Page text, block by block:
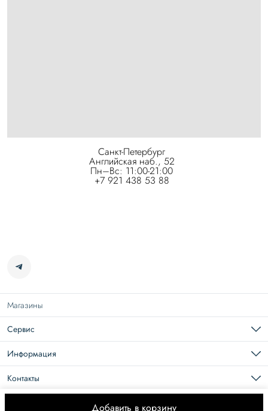
Добавить в корзину
Санкт-Петербург
Английская наб., 52
Пн–Вс: 11:00-21:00
+7 921 438 53 88
Магазины
Сервис
Подарочная карта
Доставка
Возврат
Документы
Информация
Карьера в Roseville
О нас
Контакты
Телефон